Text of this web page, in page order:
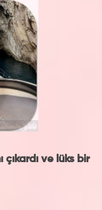
çıkardı ve lüks bir